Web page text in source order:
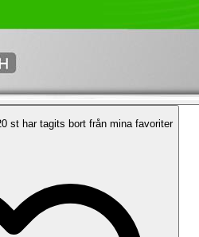
st har tagits bort från mina favoriter